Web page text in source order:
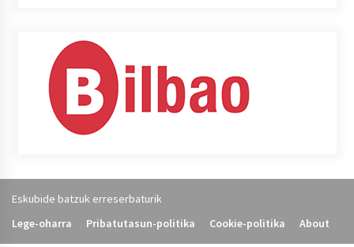
Eskubide batzuk erreserbaturik
Lege-oharra
Pribatutasun-politika Cookie-politika About